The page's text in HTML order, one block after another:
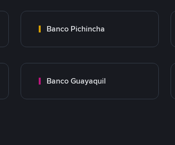
Banco Pichincha
Banco Guayaquil